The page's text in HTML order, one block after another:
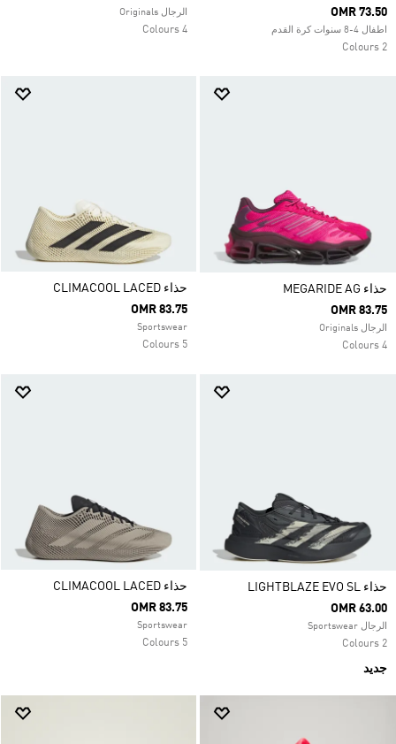
OMR 73.50
اطفال 4-8 سنوات كرة القدم
2 Colours
الرجال Originals
4 Colours
حذاء MEGARIDE AG
OMR 83.75
الرجال Originals
4 Colours
حذاء CLIMACOOL LACED
OMR 83.75
Sportswear
5 Colours
حذاء LIGHTBLAZE EVO SL
OMR 63.00
الرجال Sportswear
2 Colours
جديد
حذاء CLIMACOOL LACED
OMR 83.75
Sportswear
5 Colours